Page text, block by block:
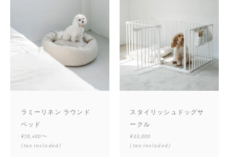
ラミーリネン ラウンド
ベッド
¥26,400〜
(tax included)
スタイリッシュドッグサ
ークル
¥33,000
(tax included)